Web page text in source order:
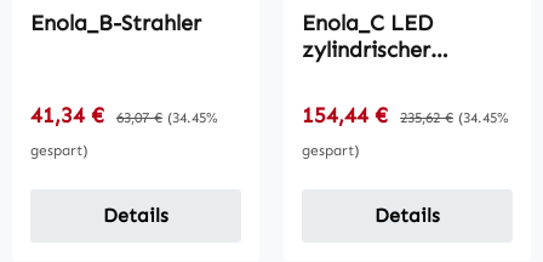
Enola_B-Strahler
Verkaufspreis:
41,34 € Regulärer Preis:
63,07 € (34.45%
gespart)
Details
Enola_C LED
zylindrischer
Verkaufspreis:
154,44 € Regulärer Preis:
235,62 € (34.45%
gespart)
Details